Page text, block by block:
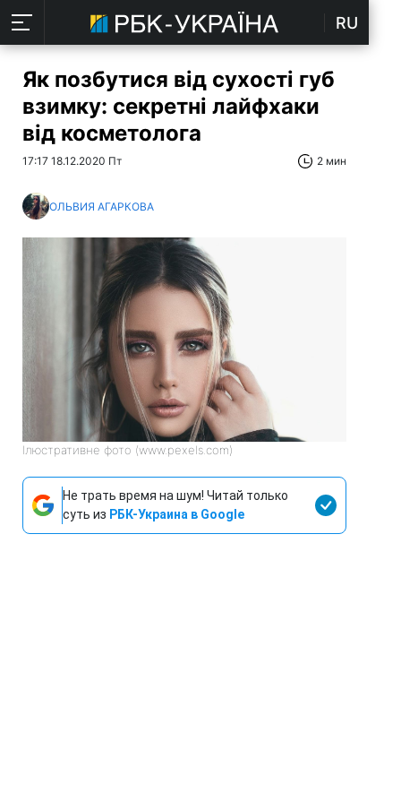
RU
Як позбутися від сухості губ
взимку: секретні лайфхаки
від косметолога
17:17 18.12.2020 Пт 2 мин
ОЛЬВИЯ АГАРКОВА
Ілюстративне фото (www.pexels.com)
Не трать время на шум! Читай только
суть из РБК-Украина в Google